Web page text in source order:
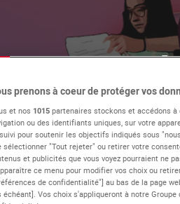
Court-
prenons à coeur de protéger vos
et nos 1015 partenaires stockons et accédons à
ou des identifiants uniques, sur votre
pour soutenir les objectifs indiqués sous
sélectionner "Tout rejeter" ou retirer votre
et publicités que vous voyez pourraient ne
ce menu pour modifier vos choix ou
de confidentialité"] au bas de la page
échéant]. Vos choix s'appliqueront à notre